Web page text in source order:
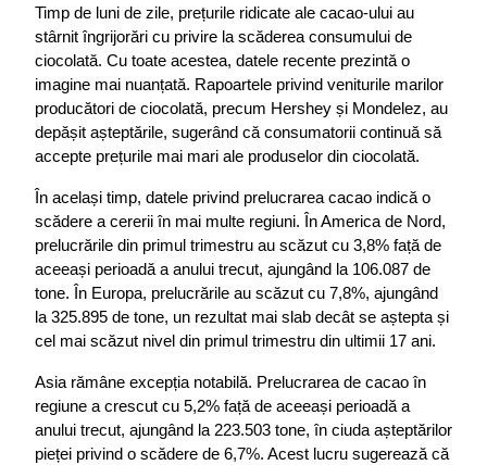
Timp de luni de zile, prețurile ridicate ale cacao-ului au
stârnit îngrijorări cu privire la scăderea consumului de
ciocolată. Cu toate acestea, datele recente prezintă o
imagine mai nuanțată. Rapoartele privind veniturile marilor
producători de ciocolată, precum Hershey și Mondelez, au
depășit așteptările, sugerând că consumatorii continuă să
accepte prețurile mai mari ale produselor din ciocolată.
În același timp, datele privind prelucrarea cacao indică o
scădere a cererii în mai multe regiuni. În America de Nord,
prelucrările din primul trimestru au scăzut cu 3,8% față de
aceeași perioadă a anului trecut, ajungând la 106.087 de
tone. În Europa, prelucrările au scăzut cu 7,8%, ajungând
la 325.895 de tone, un rezultat mai slab decât se aștepta și
cel mai scăzut nivel din primul trimestru din ultimii 17 ani.
Asia rămâne excepția notabilă. Prelucrarea de cacao în
regiune a crescut cu 5,2% față de aceeași perioadă a
anului trecut, ajungând la 223.503 tone, în ciuda așteptărilor
pieței privind o scădere de 6,7%. Acest lucru sugerează că